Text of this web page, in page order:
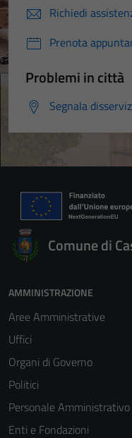
Richiedi
Prenota
Problemi in città
Segnala
Comune di
AMMINISTRAZIONE
Aree Amministrative
Uffici
Organi di Governo
Politici
Personale Amministrativo
Enti e Fondazioni